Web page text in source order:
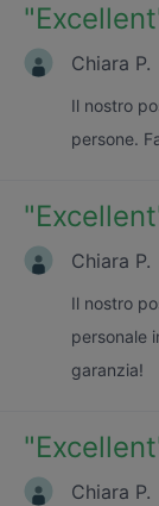
"Excellent
Chiara P.
Il nostro
persone.
"Excellent
Chiara P.
Il nostro
personale
garanzia!
"Excellent
Chiara P.